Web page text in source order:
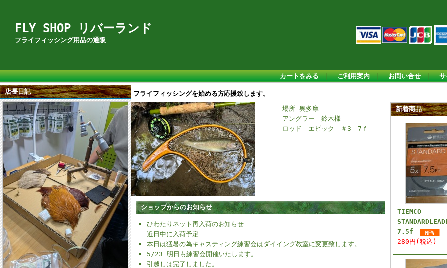
FLY SHOP リバーランド
フライフィッシング用品の通販
カートをみる｜ ご利用案内｜ お問い合せ｜ サ
店長日記
フライフィッシングを始める方応援致します。
場所 奥多摩
アングラー 鈴木様
ロッド エピック ＃3 7ｆ
ショップからのお知らせ
ひわたりネット再入荷のお知らせ
近日中に入荷予定
本日は猛暑の為キャスティング練習会はダイイング教室に変更致します。
5/23 明日も練習会開催いたします。
引越しは完了しました。
新着商品
TIEMCO
7.5f
280円(税込)